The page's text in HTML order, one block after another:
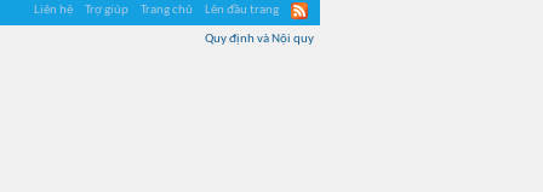
Liên hệ Trợ giúp Trang chủ Lên đầu trang
Quy định và Nội quy